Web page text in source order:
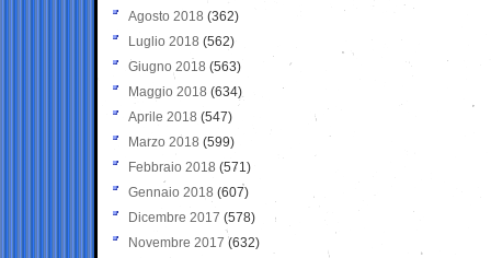
Agosto 2018 (362)
Luglio 2018 (562)
Giugno 2018 (563)
Maggio 2018 (634)
Aprile 2018 (547)
Marzo 2018 (599)
Febbraio 2018 (571)
Gennaio 2018 (607)
Dicembre 2017 (578)
Novembre 2017 (632)